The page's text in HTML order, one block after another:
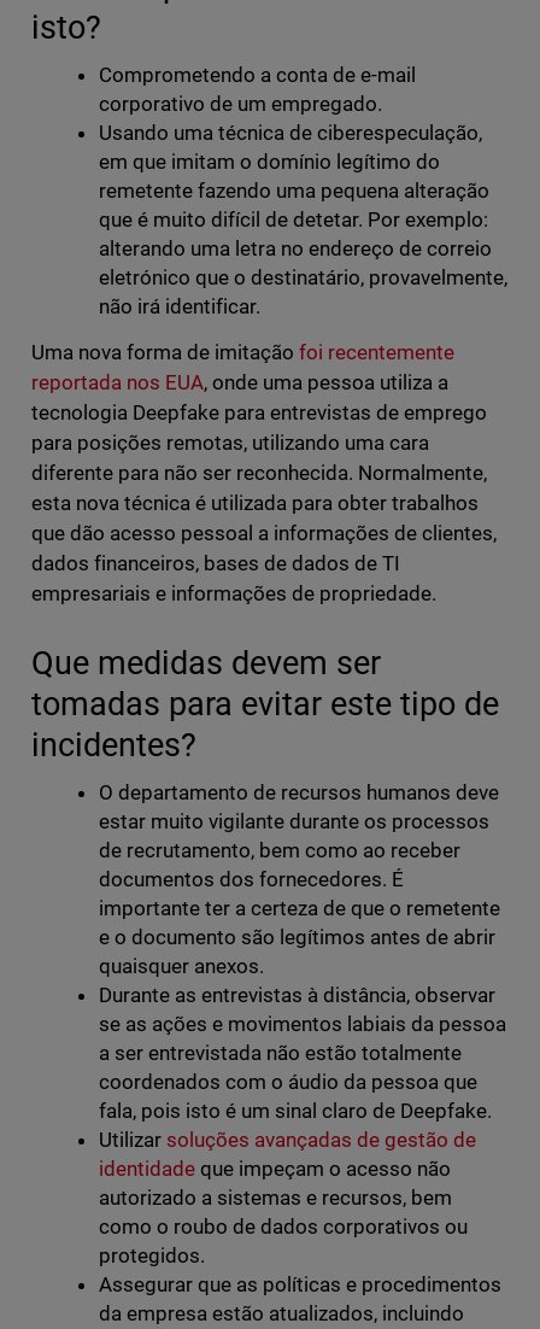
isto?
Comprometendo a conta de e-mail
corporativo de um empregado.
Usando uma técnica de ciberespeculação,
em que imitam o domínio legítimo do
remetente fazendo uma pequena alteração
que é muito difícil de detetar. Por exemplo:
alterando uma letra no endereço de correio
eletrónico que o destinatário, provavelmente,
não irá identificar.
Uma nova forma de imitação foi recentemente
reportada nos EUA, onde uma pessoa utiliza a
tecnologia Deepfake para entrevistas de emprego
para posições remotas, utilizando uma cara
diferente para não ser reconhecida. Normalmente,
esta nova técnica é utilizada para obter trabalhos
que dão acesso pessoal a informações de clientes,
dados financeiros, bases de dados de TI
empresariais e informações de propriedade.
Que medidas devem ser
tomadas para evitar este tipo de
incidentes?
O departamento de recursos humanos deve
estar muito vigilante durante os processos
de recrutamento, bem como ao receber
documentos dos fornecedores. É
importante ter a certeza de que o remetente
e o documento são legítimos antes de abrir
quaisquer anexos.
Durante as entrevistas à distância, observar
se as ações e movimentos labiais da pessoa
a ser entrevistada não estão totalmente
coordenados com o áudio da pessoa que
fala, pois isto é um sinal claro de Deepfake.
Utilizar soluções avançadas de gestão de
identidadeque impeçam o acesso não
autorizado a sistemas e recursos, bem
como o roubo de dados corporativos ou
protegidos.
Assegurar que as políticas e procedimentos
da empresa estão atualizados, incluindo